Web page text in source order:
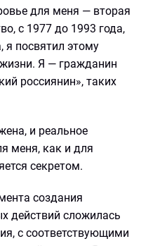
для меня — вторая
с 1977 до 1993 года,
я посвятил этому
Я — гражданин
россиянин», таких
и реальное
меня, как и для
секретом.
создания
действий сложилась
с соответствующими